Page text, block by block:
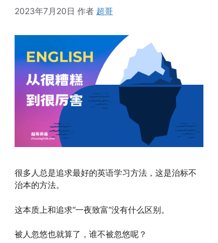
2023年7月20日 作者 超哥
很多人总是追求最好的英语学习方法，这是治标不
治本的方法。
这本质上和追求“一夜致富”没有什么区别。
被人忽悠也就算了，谁不被忽悠呢？